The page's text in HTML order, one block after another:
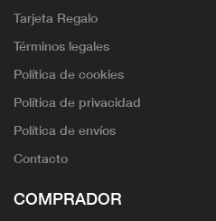
Tarjeta Regalo
Términos legales
Política de cookies
Política de privacidad
Política de envíos
Contacto
COMPRADOR